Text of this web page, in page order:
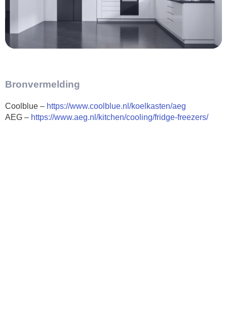
Bronvermelding
Coolblue – https://www.coolblue.nl/koelkasten/aeg
AEG – https://www.aeg.nl/kitchen/cooling/fridge-freezers/